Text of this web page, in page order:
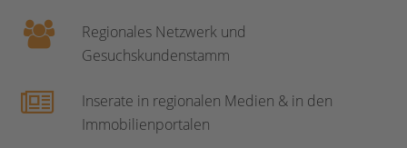
Regionales Netzwerk und
Gesuchskundenstamm
Inserate in regionalen Medien & in den
Immobilienportalen